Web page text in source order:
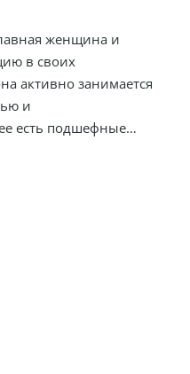
женщина и
в своих
активно занимается
и
есть подшефные
полевой